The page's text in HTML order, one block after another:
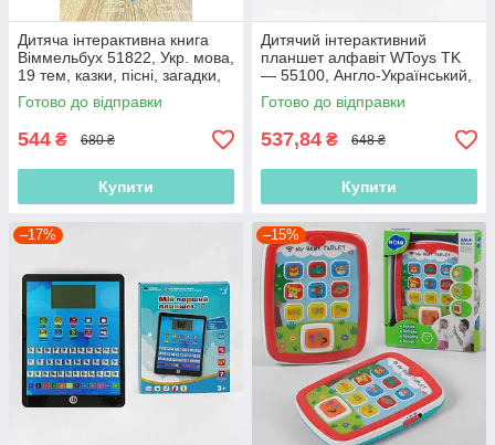
Дитяча інтерактивна книга
Віммельбух 51822, Укр. мова,
19 тем, казки, пісні, загадки,
сенсорні кнопки
Готово до відправки
544 ₴ 680 ₴
Купити
Дитячий інтерактивний
планшет алфавіт WToys TK
— 55100, Англо-Український,
10 режимів, загадки, казки,
пісні
Готово до відправки
537,84 ₴ 648 ₴
Купити
–17% –15%